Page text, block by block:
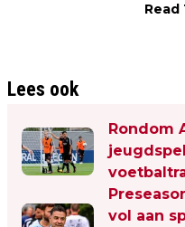
Read
Lees ook
Rondom
vol aan